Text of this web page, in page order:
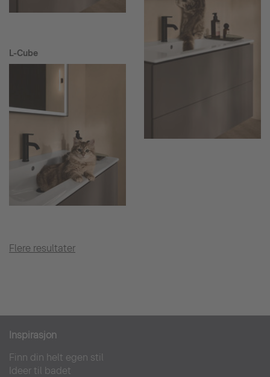
L-Cube
Flere resultater
Inspirasjon
Finn din helt egen stil
Ideer til badet